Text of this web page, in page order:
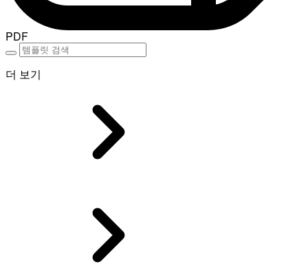
PDF
더 보기